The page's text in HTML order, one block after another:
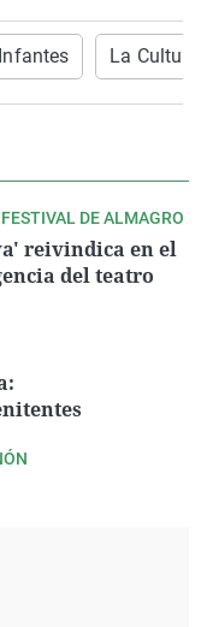
La
DE ALMAGRO
reivindica en el
del teatro